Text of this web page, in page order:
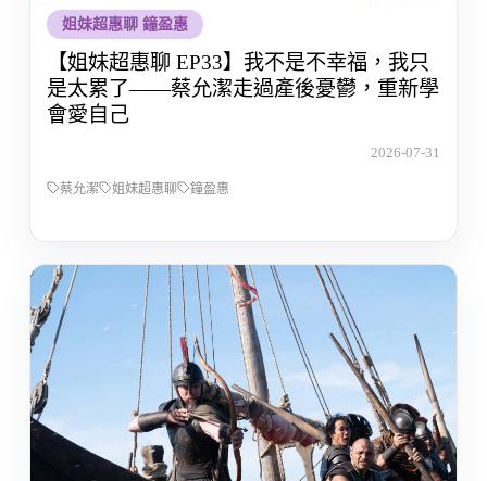
姐妹超惠聊 鐘盈惠
【姐妹超惠聊 EP33】我不是不幸福，我只
是太累了——蔡允潔走過產後憂鬱，重新學
會愛自己
2026-07-31
蔡允潔 姐妹超惠聊 鐘盈惠